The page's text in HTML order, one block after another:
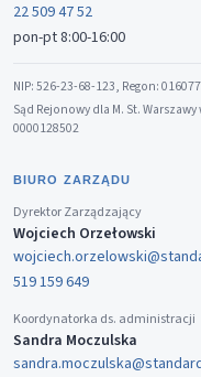
22 509 47 52
pon-pt 8:00-16:00
NIP: 526-23-68-123, Regon:
Sąd Rejonowy dla M. St.
0000128502
BIURO ZARZĄDU
Dyrektor Zarządzający
Wojciech Orzełowski
519 159 649
Koordynatorka ds. administracji
Sandra Moczulska